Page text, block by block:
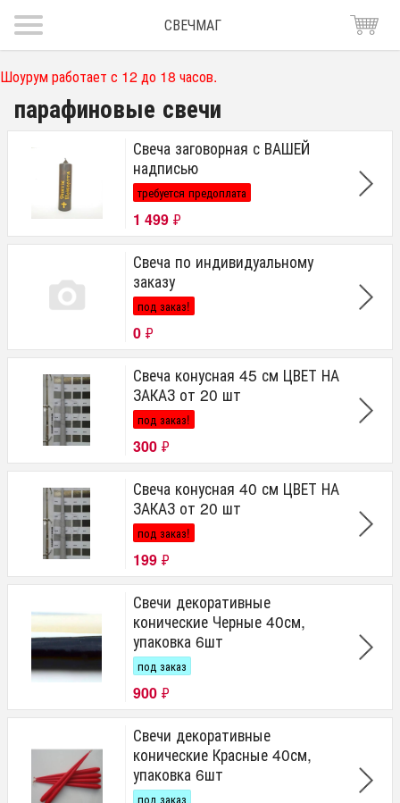
СВЕЧМАГ
Шоурум работает с 12 до 18 часов.
парафиновые свечи
Свеча заговорная с ВАШЕЙ
надписью
требуется предоплата
1 499 ₽
Свеча по индивидуальному
заказу
под заказ!
0 ₽
Свеча конусная 45 см ЦВЕТ НА
ЗАКАЗ от 20 шт
под заказ!
300 ₽
Свеча конусная 40 см ЦВЕТ НА
ЗАКАЗ от 20 шт
под заказ!
199 ₽
Свечи декоративные
конические Черные 40см,
упаковка 6шт
под заказ
900 ₽
Свечи декоративные
конические Красные 40см,
упаковка 6шт
под заказ